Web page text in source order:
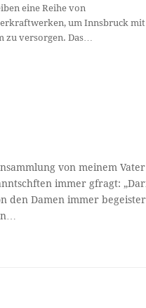
eine Reihe von
um Innsbruck mit
zu versorgen. Das…
von meinem
immer gfragt:
den Damen immer